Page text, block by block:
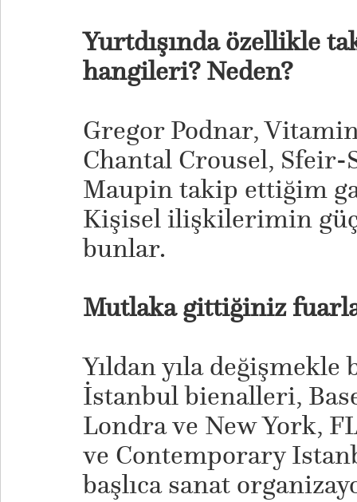
Yurtdışında özellikle
hangileri? Neden?
Gregor Podnar,
Chantal Crousel,
Maupin takip ettiğim
Kişisel ilişkilerimin
bunlar.
Mutlaka gittiğiniz
Yıldan yıla
İstanbul bienalleri,
Londra ve New York,
ve Contemporary
başlıca sanat